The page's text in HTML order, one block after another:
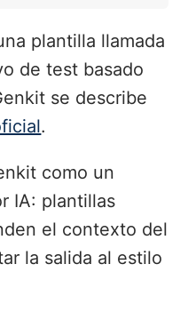
plantilla llamada
de test basado
se describe
.
como un
IA: plantillas
el contexto del
la salida al estilo